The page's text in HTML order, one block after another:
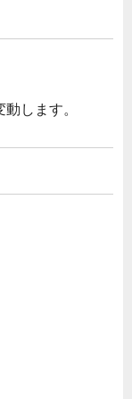
します。